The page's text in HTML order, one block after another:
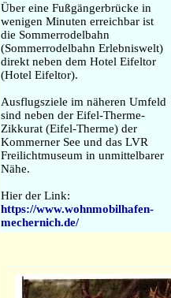
Über eine Fußgängerbrücke in
wenigen Minuten erreichbar ist
die Sommerrodelbahn
(Sommerrodelbahn Erlebniswelt)
direkt neben dem Hotel Eifeltor
(Hotel Eifeltor).
Ausflugsziele im näheren Umfeld
sind neben der Eifel-Therme-
Zikkurat (Eifel-Therme) der
Kommerner See und das LVR
Freilichtmuseum in unmittelbarer
Nähe.
Hier der Link:
https://www.wohnmobilhafen-
mechernich.de/